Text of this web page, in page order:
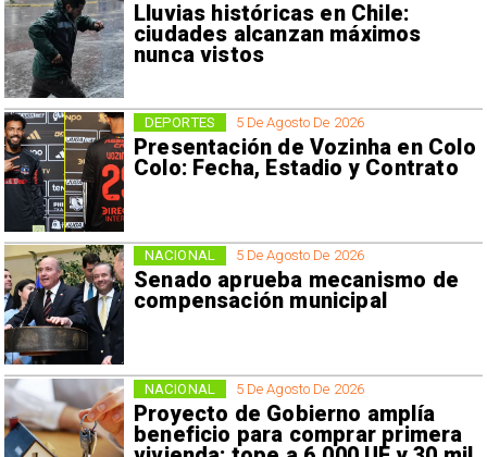
Lluvias históricas en Chile:
ciudades alcanzan máximos
nunca vistos
5 De Agosto De 2026
Presentación de Vozinha en Colo
Colo: Fecha, Estadio y Contrato
DEPORTES
5 De Agosto De 2026
Senado aprueba mecanismo de
compensación municipal
NACIONAL
5 De Agosto De 2026
Proyecto de Gobierno amplía
beneficio para comprar primera
NACIONAL